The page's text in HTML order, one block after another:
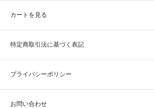
カートを見る
特定商取引法に基づく表記
プライバシーポリシー
お問い合わせ